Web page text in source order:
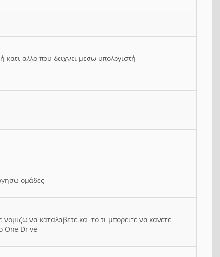
κατι αλλο που δειχνει μεσω υπολογιστή
ομάδες
να καταλαβετε και το τι μπορειτε να κανετε
One Drive